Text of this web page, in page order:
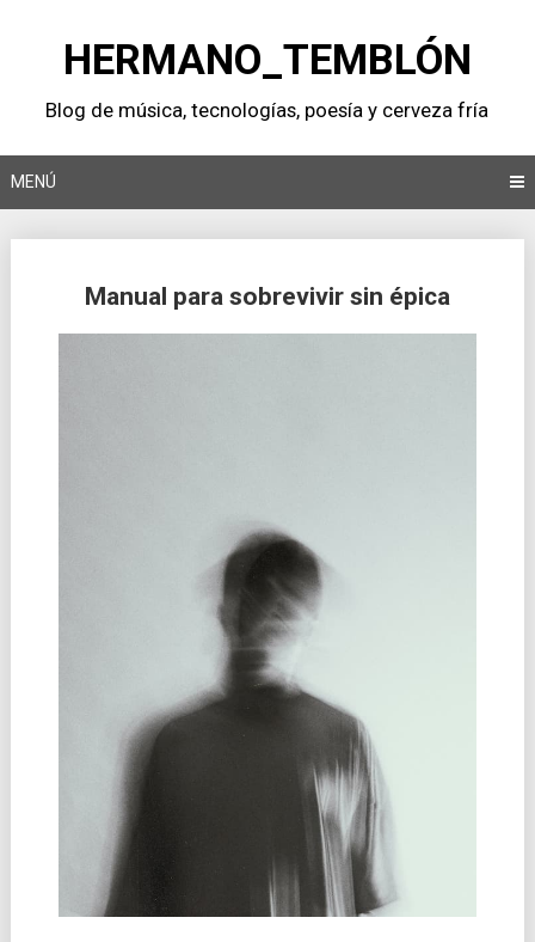
contenidoHERMANO_TEMBLÓN
Blog de música, tecnologí­as, poesí­a y cerveza frí­a
MENÚ
Manual para sobrevivir sin épica